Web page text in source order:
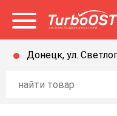
Открыть меню
Донецк, ул.